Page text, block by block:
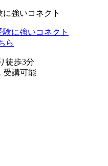
強いコネクト
徒歩3分
受講可能